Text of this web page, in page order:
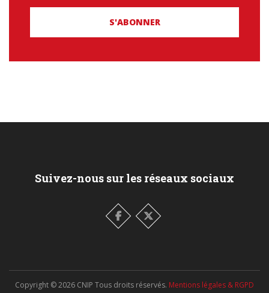
Suivez-nous sur les réseaux sociaux
Copyright ©2026 CNIP Tous droits réservés. Mentions légales & RGPD